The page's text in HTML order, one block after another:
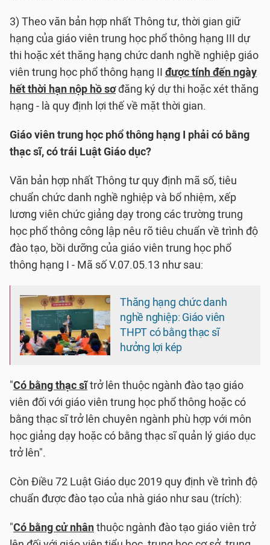
3) Theo văn bản hợp nhất Thông tư, thời gian giữ
hạng của giáo viên trung học phổ thông hạng III dự
thi hoặc xét thăng hạng chức danh nghề nghiệp giáo
viên trung học phổ thông hạng II được tính đến ngày
hết thời hạn nộp hồ sơđăng ký dự thi hoặc xét thăng
hạng - là quy định lợi thế về mặt thời gian.
Giáo viên trung học phổ thông hạng I phải có bằng
thạc sĩ, có trái Luật Giáo dục?
Văn bản hợp nhất Thông tư quy định mã số, tiêu
chuẩn chức danh nghề nghiệp và bổ nhiệm, xếp
lương viên chức giảng dạy trong các trường trung
học phổ thông công lập nêu rõ tiêu chuẩn về trình độ
đào tạo, bồi dưỡng của giáo viên trung học phổ
thông hạng I - Mã số V.07.05.13 như sau:
Thăng hạng chức danh
nghề nghiệp: Giáo viên
THPT có bằng thạc sĩ
hưởng lợi kép
"Có bằng thạc sĩtrở lên thuộc ngành đào tạo giáo
viên đối với giáo viên trung học phổ thông hoặc có
bằng thạc sĩ trở lên chuyên ngành phù hợp với môn
học giảng dạy hoặc có bằng thạc sĩ quản lý giáo dục
trở lên".
Còn Điều 72 Luật Giáo dục 2019 quy định về trình độ
chuẩn được đào tạo của nhà giáo như sau (trích):
"Có bằng cử nhânthuộc ngành đào tạo giáo viên trở